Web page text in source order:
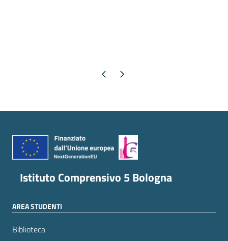
Pagina precedente
Pagina successiva
Istituto Comprensivo 5 Bologna
AREA STUDENTI
Biblioteca